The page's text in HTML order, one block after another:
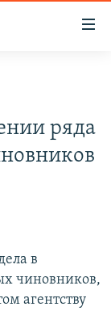
ряда
в
чиновников,
агентству